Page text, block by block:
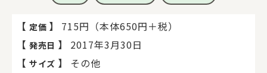
【 定価 】
715円（本体650円＋税）
【 発売日 】
2017年3月30日
【 サイズ 】
その他